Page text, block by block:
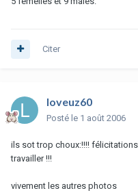
Citer
loveuz60
Posté le 1 août 2006
ils sot trop choux:!!!!
travailler !!!
vivement les autres photos